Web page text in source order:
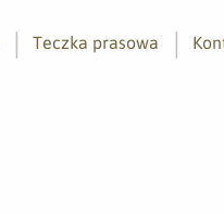
Teczka prasowa